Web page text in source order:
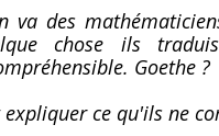
va des
chose ils
Goethe ?
ce qu'ils ne